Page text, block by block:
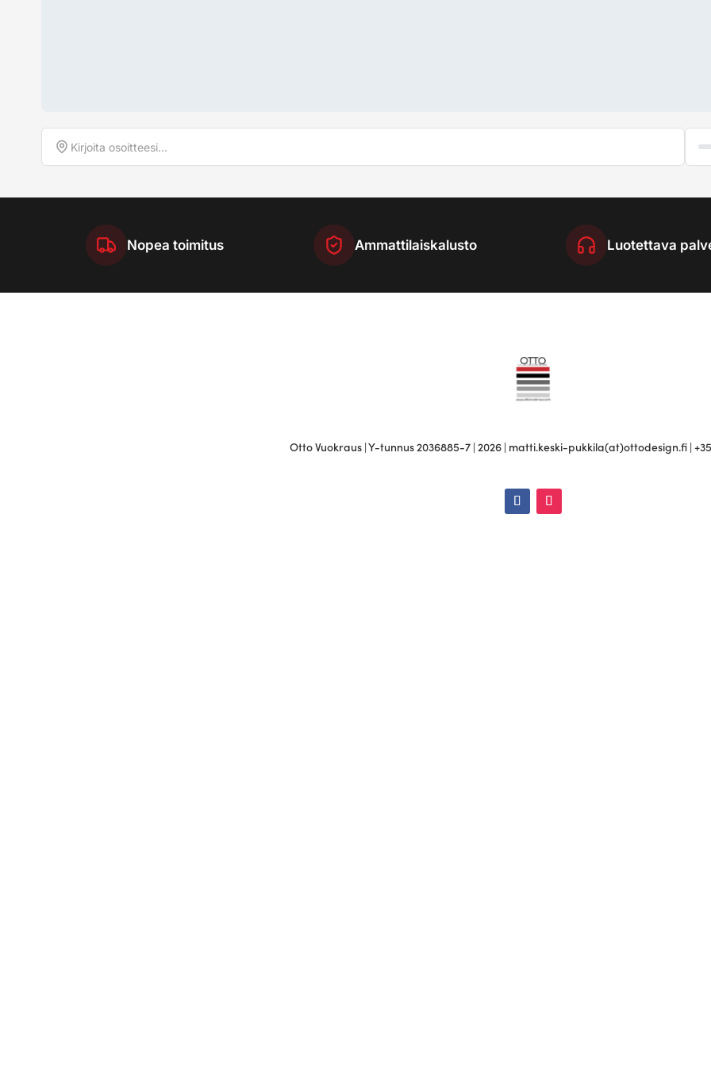
Nopea toimitus Ammattilaiskalusto Luotettava
Otto Vuokraus | Y-tunnus 2036885-7 | 2026 | matti.keski-pukkila(at)ottodesign.fi |